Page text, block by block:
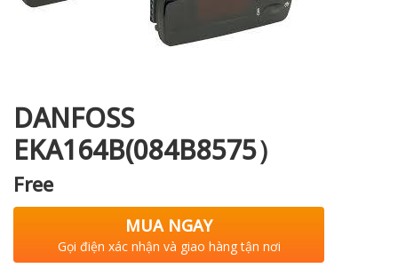
DANFOSS
EKA164B(084B8575）
Free
MUA NGAY
Gọi điện xác nhận và giao hàng tận nơi